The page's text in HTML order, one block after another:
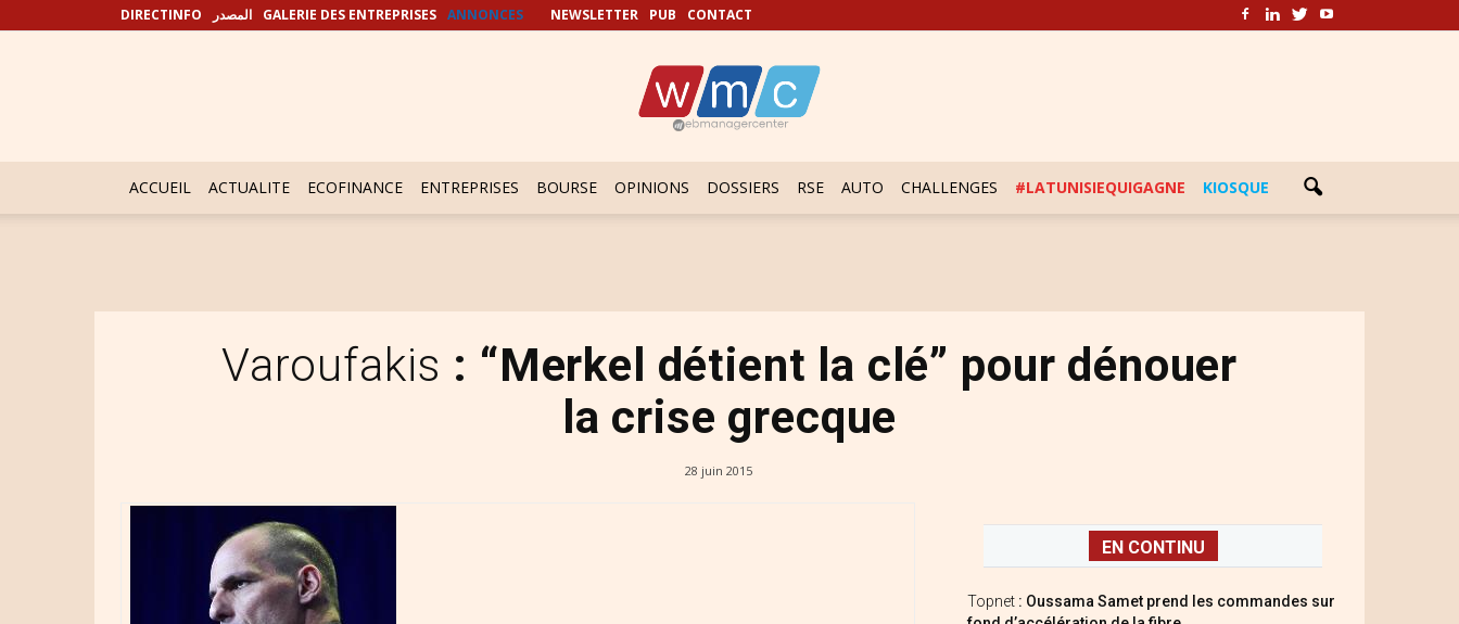
DIRECTINFO المصدر GALERIE DES ENTREPRISES ANNONCES NEWSLETTER PUB CONTACT
ACCUEIL ACTUALITE ECOFINANCE ENTREPRISES BOURSE OPINIONS DOSSIERS RSE AUTO CHALLENGES #LATUNISIEQUIGAGNE KIOSQUE
Varoufakis : “Merkel détient la clé” pour dénouer
la crise grecque
28 juin 2015
EN CONTINU
Topnet : Oussama Samet prend les commandes sur